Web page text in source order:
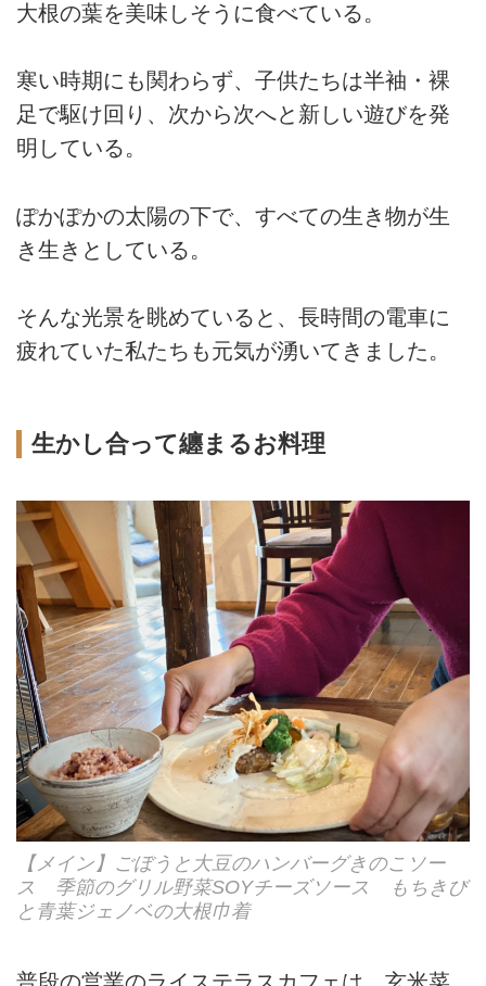
大根の葉を美味しそうに食べている。
寒い時期にも関わらず、子供たちは半袖・裸
足で駆け回り、次から次へと新しい遊びを発
明している。
ぽかぽかの太陽の下で、すべての生き物が生
き生きとしている。
そんな光景を眺めていると、長時間の電車に
疲れていた私たちも元気が湧いてきました。
生かし合って纏まるお料理
【メイン】ごぼうと大豆のハンバーグきのこソー
ス 季節のグリル野菜SOYチーズソース もちきび
と青葉ジェノベの大根巾着